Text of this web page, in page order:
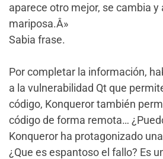
aparece otro mejor, se cambia y
mariposa.Â»
Sabia frase.
Por completar la información,
a la vulnerabilidad Qt que
código, Konqueror también
código de forma remota…
Konqueror ha protagonizado
¿Que es espantoso el fallo? Es